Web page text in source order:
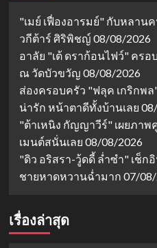
"เมย์ เฟื่องอารมย์" กับหลาน
วกีต้าร์ ศิริพิชญ์ 08/08/2026
อาลัย "เต้ ดราก้อนไฟว์" คร
ณ วัดบัวขวัญ 08/08/2026
ส่องครอบครัว "ฟลุค เกริกพ
น่ารัก หน้าตาดีทั้งบ้านเลย
"ต้าเหนิง กัญญาวีร์" เผยภา
เมนต์สนั่นเลย 08/08/2026
"ดิว อริสรา-วู้ดดี้ ล่ำซำ" เช็ก
ชายหาดหวานฉ่ำมาก 07/
เรื่องล่าสุด